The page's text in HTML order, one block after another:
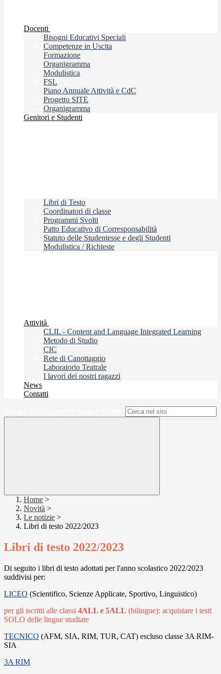
Docenti
Bisogni Educativi Speciali
Competenze in Uscita
Formazione
Organigramma
Modulistica
FSL
Piano Annuale Attività e CdC
Progetto SITE
Organigramma
Genitori e Studenti
Libri di Testo
Coordinatori di classe
Programmi Svolti
Patto Educativo di Corresponsabilità
Statuto delle Studentesse e degli Studenti
Modulistica / Richieste
Attività
CLIL - Content and Language Integrated Learning
Metodo di Studio
CIC
Rete di Canottaggio
Laboratorio Teatrale
I lavori dei nostri ragazzi
News
Contatti
Home >
Novità >
Le notizie >
Libri di testo 2022/2023
Libri di testo 2022/2023
Di seguito i libri di testo adottati per l'anno scolastico 2022/2023
suddivisi per:
LICEO (Scientifico, Scienze Applicate, Sportivo, Linguistico)
per gli iscritti alle classi 4ALL e 5ALL (bilingue): acquistare i testi
SOLO delle lingue studiate
TECNICO (AFM, SIA, RIM, TUR, CAT) escluso classe 3A RIM-
SIA
3A RIM